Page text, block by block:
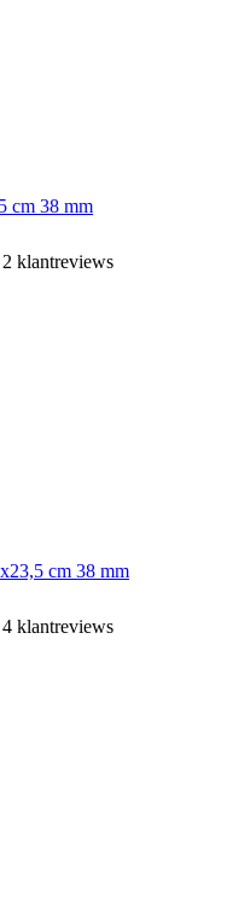
cm 38 mm
klantreviews
cm 38 mm
klantreviews